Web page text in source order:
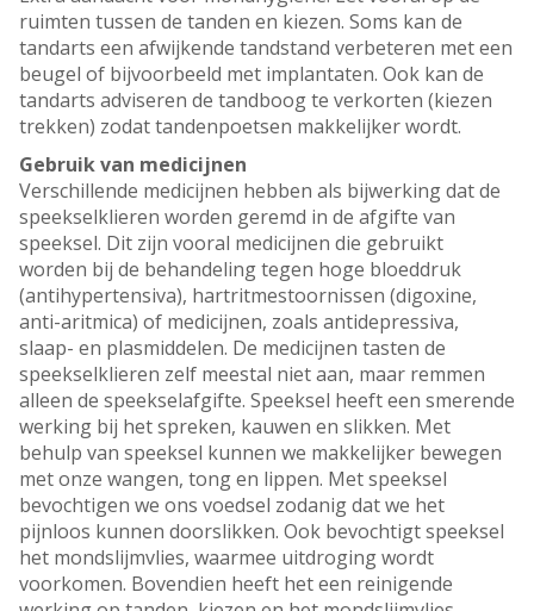
ruimten tussen de tanden en kiezen. Soms kan de
tandarts een afwijkende tandstand verbeteren met een
beugel of bijvoorbeeld met implantaten. Ook kan de
tandarts adviseren de tandboog te verkorten (kiezen
trekken) zodat tandenpoetsen makkelijker wordt.
Gebruik van medicijnen
Verschillende medicijnen hebben als bijwerking dat de
speekselklieren worden geremd in de afgifte van
speeksel. Dit zijn vooral medicijnen die gebruikt
worden bij de behandeling tegen hoge bloeddruk
(antihypertensiva), hartritmestoornissen (digoxine,
anti-aritmica) of medicijnen, zoals antidepressiva,
slaap- en plasmiddelen. De medicijnen tasten de
speekselklieren zelf meestal niet aan, maar remmen
alleen de speekselafgifte. Speeksel heeft een smerende
werking bij het spreken, kauwen en slikken. Met
behulp van speeksel kunnen we makkelijker bewegen
met onze wangen, tong en lippen. Met speeksel
bevochtigen we ons voedsel zodanig dat we het
pijnloos kunnen doorslikken. Ook bevochtigt speeksel
het mondslijmvlies, waarmee uitdroging wordt
voorkomen. Bovendien heeft het een reinigende